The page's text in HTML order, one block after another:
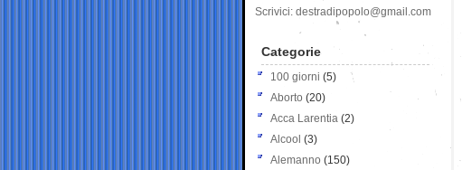
Scrivici: destradipopolo@gmail.com
Categorie
100 giorni (5)
Aborto (20)
Acca Larentia (2)
Alcool (3)
Alemanno (150)